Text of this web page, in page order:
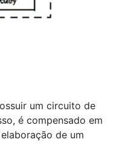
um circuito de
é compensado em
de um